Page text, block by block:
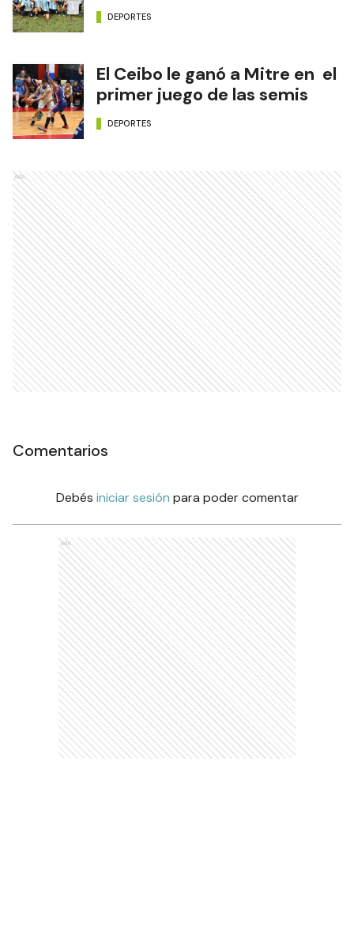
DEPORTES
El Ceibo le ganó a Mitre en el
primer juego de las semis
DEPORTES
Ads
Comentarios
Debés iniciar sesión para poder comentar
Ads